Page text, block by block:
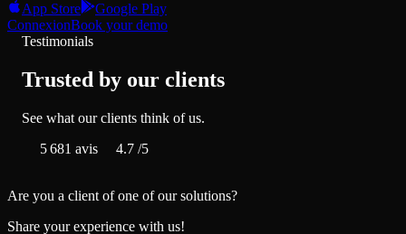
App Store
Google Play
ConnexionBook your demo
Testimonials
Trusted by our clients
See what our clients think of us.
5 681 avis 4.7 /5
Are you a client of one of our solutions?
Share your experience with us!